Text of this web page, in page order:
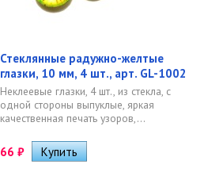
Стеклянные радужно-желтые
глазки, 10 мм, 4 шт., арт. GL-1002
Неклеевые глазки, 4 шт., из стекла, с
одной стороны выпуклые, яркая
качественная печать узоров,...
66 ₽